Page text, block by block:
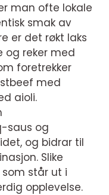
man ofte lokale
smak av
er det røkt laks
og reker med
foretrekker
med
aioli.
saus og
og bidrar til
Slike
står ut i
opplevelse.